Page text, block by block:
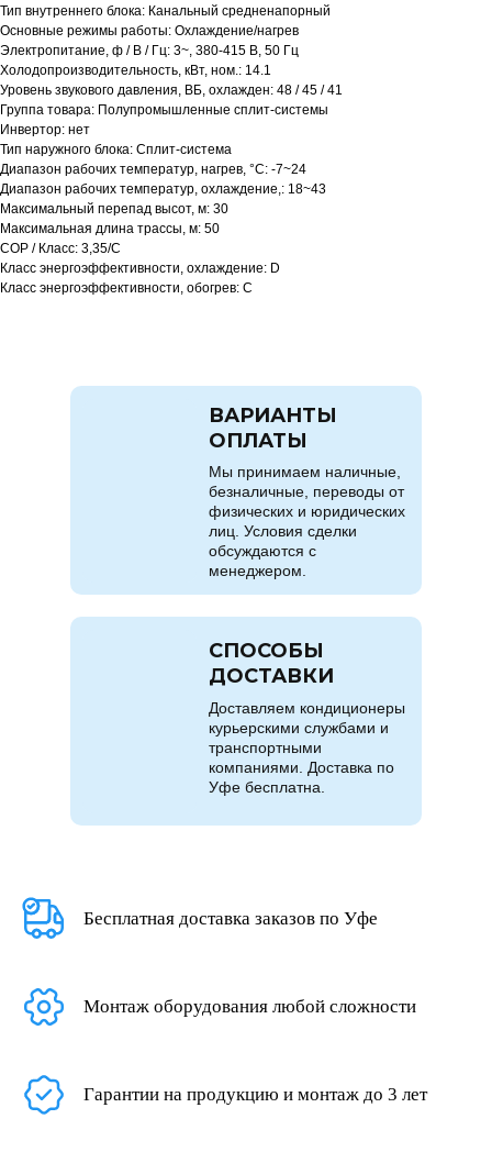
Тип внутреннего блока: Канальный средненапорный
Основные режимы работы: Охлаждение/нагрев
Электропитание, ф / В / Гц: 3~, 380-415 В, 50 Гц
Холодопроизводительность, кВт, ном.: 14.1
Уровень звукового давления, ВБ, охлажден: 48 / 45 / 41
Группа товара: Полупромышленные сплит-системы
Инвертор: нет
Тип наружного блока: Сплит-система
Диапазон рабочих температур, нагрев, °C: -7~24
Диапазон рабочих температур, охлаждение,: 18~43
Максимальный перепад высот, м: 30
Максимальная длина трассы, м: 50
COP / Класс: 3,35/C
Класс энергоэффективности, охлаждение: D
Класс энергоэффективности, обогрев: C
Мы принимаем наличные,
безналичные, переводы от
физических и юридических
лиц. Условия сделки
обсуждаются с
менеджером.
ВАРИАНТЫ
ОПЛАТЫ
Доставляем кондиционеры
курьерскими службами и
транспортными
компаниями. Доставка по
Уфе бесплатна.
СПОСОБЫ
ДОСТАВКИ
Бесплатная доставка заказов по Уфе
Монтаж оборудования любой сложности
Гарантии на продукцию и монтаж до 3 лет